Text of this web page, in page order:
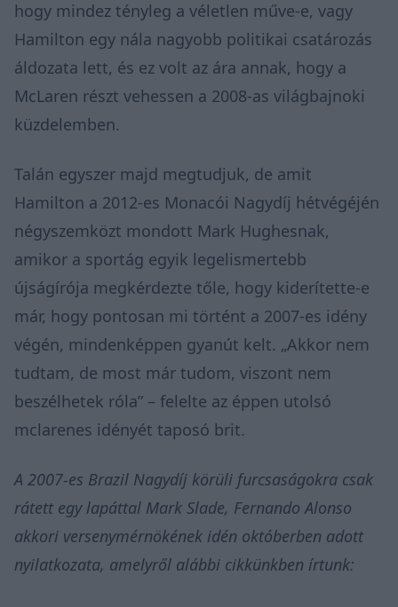
hogy mindez tényleg a véletlen műve-e, vagy
Hamilton egy nála nagyobb politikai csatározás
áldozata lett, és ez volt az ára annak, hogy a
McLaren részt vehessen a 2008-as világbajnoki
küzdelemben.
Talán egyszer majd megtudjuk, de amit
Hamilton a 2012-es Monacói Nagydíj hétvégéjén
négyszemközt mondott Mark Hughesnak,
amikor a sportág egyik legelismertebb
újságírója megkérdezte tőle, hogy kiderítette-e
már, hogy pontosan mi történt a 2007-es idény
végén, mindenképpen gyanút kelt. „Akkor nem
tudtam, de most már tudom, viszont nem
beszélhetek róla” – felelte az éppen utolsó
mclarenes idényét taposó brit.
A 2007-es Brazil Nagydíj körüli furcsaságokra csak
rátett egy lapáttal Mark Slade, Fernando Alonso
akkori versenymérnökének idén októberben adott
nyilatkozata, amelyről alábbi cikkünkben írtunk: